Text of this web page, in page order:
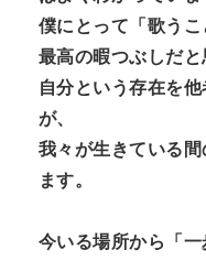
僕にとって「歌う
最高の暇つぶしだと
自分という存在を
が、
我々が生きている
ます。
今いる場所から「